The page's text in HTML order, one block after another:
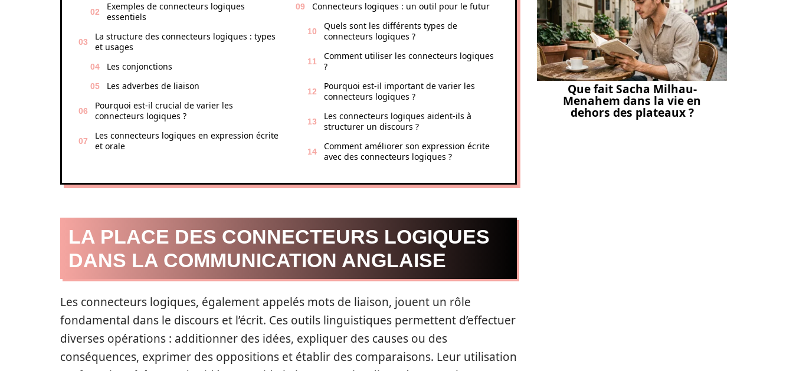
Exemples de connecteurs logiques
essentiels
La structure des connecteurs logiques : types
et usages
Les conjonctions
Les adverbes de liaison
Pourquoi est-il crucial de varier les
connecteurs logiques ?
Les connecteurs logiques en expression écrite
et orale
Connecteurs logiques : un outil pour le futur
Quels sont les différents types de
connecteurs logiques ?
Comment utiliser les connecteurs logiques
?
Pourquoi est-il important de varier les
connecteurs logiques ?
Les connecteurs logiques aident-ils à
structurer un discours ?
Comment améliorer son expression écrite
avec des connecteurs logiques ?
LA PLACE DES CONNECTEURS LOGIQUES
DANS LA COMMUNICATION ANGLAISE
Les connecteurs logiques, également appelés mots de liaison, jouent un rôle
fondamental dans le discours et l’écrit. Ces outils linguistiques permettent d’effectuer
diverses opérations : additionner des idées, expliquer des causes ou des
conséquences, exprimer des oppositions et établir des comparaisons. Leur utilisation
Que fait Sacha Milhau-
Menahem dans la vie en
dehors des plateaux ?